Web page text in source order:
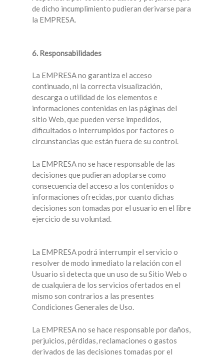
de dicho incumplimiento pudieran derivarse para
la EMPRESA.
6. Responsabilidades
La EMPRESA no garantiza el acceso
continuado, ni la correcta visualización,
descarga o utilidad de los elementos e
informaciones contenidas en las páginas del
sitio Web, que pueden verse impedidos,
dificultados o interrumpidos por factores o
circunstancias que están fuera de su control.
La EMPRESA no se hace responsable de las
decisiones que pudieran adoptarse como
consecuencia del acceso a los contenidos o
informaciones ofrecidas, por cuanto dichas
decisiones son tomadas por el usuario en el libre
ejercicio de su voluntad.
La EMPRESA podrá interrumpir el servicio o
resolver de modo inmediato la relación con el
Usuario si detecta que un uso de su Sitio Web o
de cualquiera de los servicios ofertados en el
mismo son contrarios a las presentes
Condiciones Generales de Uso.
La EMPRESA no se hace responsable por daños,
perjuicios, pérdidas, reclamaciones o gastos
derivados de las decisiones tomadas por el